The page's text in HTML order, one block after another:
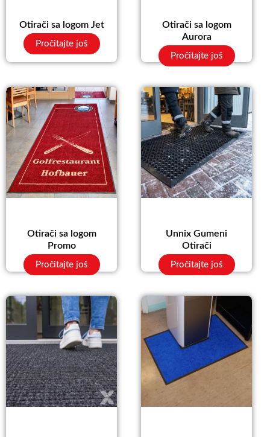
Otirači sa logom Jet
Pročitajte još
Otirači sa logom
Aurora
Pročitajte još
Otirači sa logom
Promo
Pročitajte još
Unnix Gumeni
Otirači
Pročitajte još